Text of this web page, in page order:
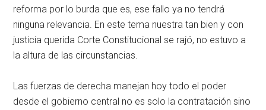
reforma por lo burda que es, ese fallo ya no tendrá
ninguna relevancia. En este tema nuestra tan bien y con
justicia querida Corte Constitucional se rajó, no estuvo a
la altura de las circunstancias.
Las fuerzas de derecha manejan hoy todo el poder
desde el gobierno central no es solo la contratación sino